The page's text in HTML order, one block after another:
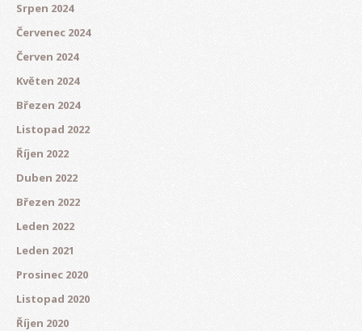
Srpen 2024
Červenec 2024
Červen 2024
Květen 2024
Březen 2024
Listopad 2022
Říjen 2022
Duben 2022
Březen 2022
Leden 2022
Leden 2021
Prosinec 2020
Listopad 2020
Říjen 2020